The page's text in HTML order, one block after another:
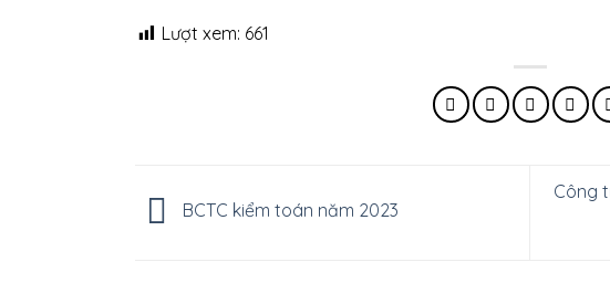
Lượt xem: 661
BCTC kiểm toán năm 2023
Công